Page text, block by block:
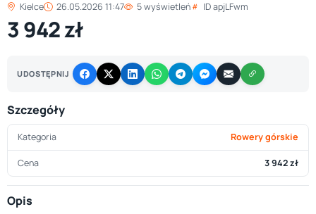
Kielce 26.05.2026 11:47 5 wyświetleń ID apjLFwm
3 942 zł
UDOSTĘPNIJ
Szczegóły
Kategoria Rowery górskie
Cena 3 942 zł
Opis